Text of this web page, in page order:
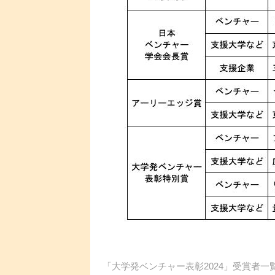
「大学発ベンチャー表彰2024」受賞者一